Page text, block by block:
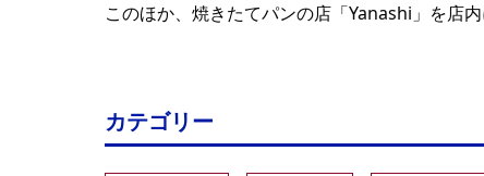
このほか、焼きたてパンの店「Yanashi」を店
カテゴリー